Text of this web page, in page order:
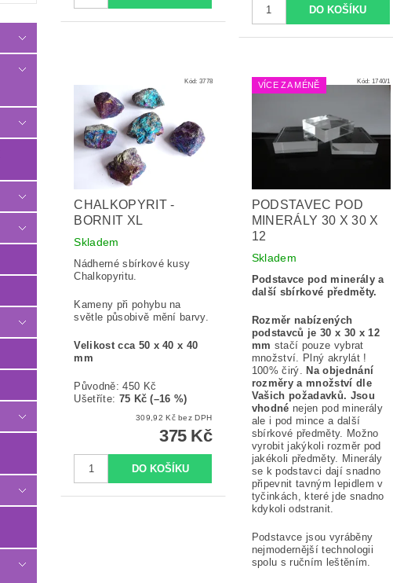
Kód:3778
CHALKOPYRIT -
BORNIT XL
Skladem
Nádherné sbírkové kusy
Chalkopyritu.
Kameny při pohybu na
světle působivě mění barvy.
Velikost cca 50 x 40 x 40
mm
Původně:450 Kč
Ušetříte: 75 Kč (–16 %)
309,92 Kč bez DPH
375 Kč
VÍCE ZA MÉNĚ Kód: 1740/1
PODSTAVEC POD
MINERÁLY 30 X 30 X
12
Skladem
Podstavce pod minerály a
další sbírkové předměty.
Rozměr nabízených
podstavců je 30 x 30 x 12
mm stačí pouze vybrat
množství. Plný akrylát !
100% čirý. Na objednání
rozměry a množství dle
Vašich požadavků. Jsou
vhodné nejen pod minerály
ale i pod mince a další
sbírkové předměty. Možno
vyrobit jakýkoli rozměr pod
jakékoli předměty. Minerály
se k podstavci dají snadno
připevnit tavným lepidlem v
tyčinkách, které jde snadno
kdykoli odstranit.
Podstavce jsou vyráběny
nejmodernější technologii
spolu s ručním leštěním.